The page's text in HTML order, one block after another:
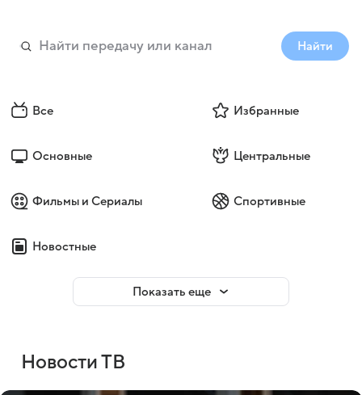
Найти
Все Избранные
Основные Центральные
Фильмы и Сериалы Спортивные
Новостные
Показать еще
Новости ТВ